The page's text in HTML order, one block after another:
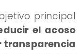
principal
el acoso
transparencia